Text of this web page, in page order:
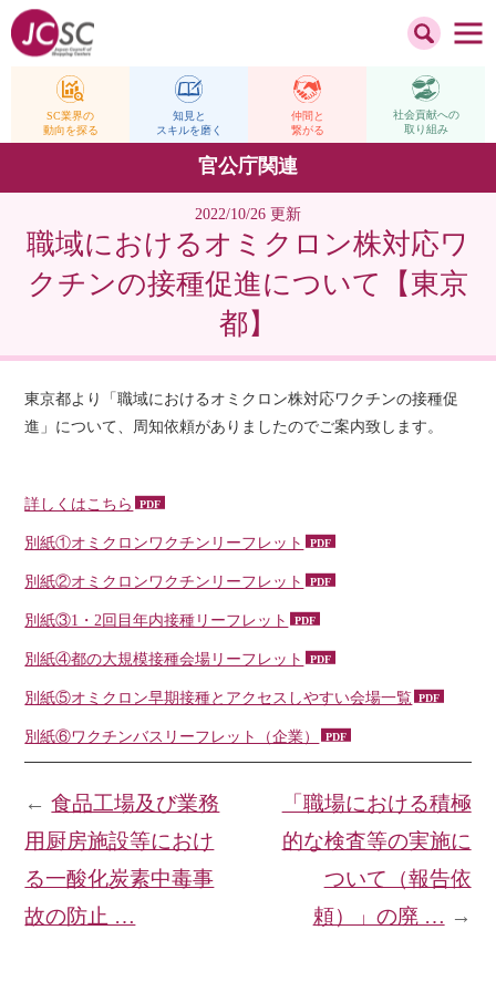
SC業界の
動向を探る
知見と
スキルを磨く
仲間と
繋がる
社会貢献への
取り組み
官公庁関連
2022/10/26 更新
職域におけるオミクロン株対応ワ
クチンの接種促進について【東京
都】
東京都より「職域におけるオミクロン株対応ワクチンの接種促
進」について、周知依頼がありましたのでご案内致します。
詳しくはこちら
別紙①オミクロンワクチンリーフレット
別紙②オミクロンワクチンリーフレット
別紙③1・2回目年内接種リーフレット
別紙④都の大規模接種会場リーフレット
別紙⑤オミクロン早期接種とアクセスしやすい会場一覧
別紙⑥ワクチンバスリーフレット（企業）
「職場における積極
的な検査等の実施に
ついて（報告依
頼）」の廃 … →
←食品工場及び業務
用厨房施設等におけ
る一酸化炭素中毒事
故の防止 …